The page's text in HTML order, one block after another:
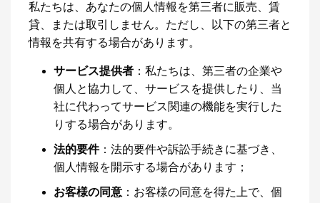
私たちは、あなたの個人情報を第三者に販売、賃
貸、または取引しません。ただし、以下の第三者と
情報を共有する場合があります。
サービス提供者 ：私たちは、第三者の企業や
個人と協力して、サービスを提供したり、当
社に代わってサービス関連の機能を実行した
りする場合があります。
法的要件：法的要件や訴訟手続きに基づき、
個人情報を開示する場合があります；
お客様の同意 ：お客様の同意を得た上で、個